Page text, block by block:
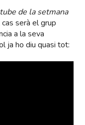
de la setmana
serà el grup
a la seva
ja ho diu quasi tot: